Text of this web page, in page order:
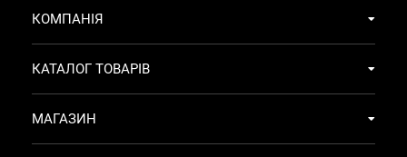
КОМПАНІЯ
КАТАЛОГ ТОВАРІВ
МАГАЗИН